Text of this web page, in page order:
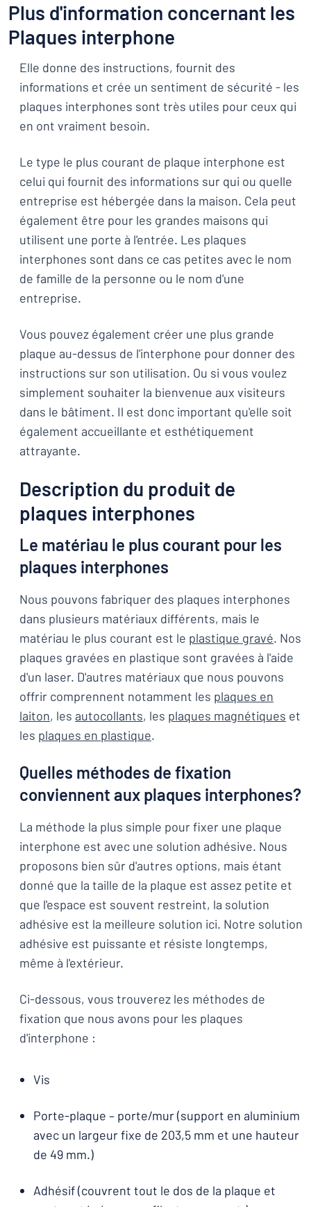
Plus d'information concernant les
Plaques interphone
Elle donne des instructions, fournit des
informations et crée un sentiment de sécurité - les
plaques interphones sont très utiles pour ceux qui
en ont vraiment besoin.
Le type le plus courant de plaque interphone est
celui qui fournit des informations sur qui ou quelle
entreprise est hébergée dans la maison. Cela peut
également être pour les grandes maisons qui
utilisent une porte à l'entrée. Les plaques
interphones sont dans ce cas petites avec le nom
de famille de la personne ou le nom d'une
entreprise.
Vous pouvez également créer une plus grande
plaque au-dessus de l'interphone pour donner des
instructions sur son utilisation. Ou si vous voulez
simplement souhaiter la bienvenue aux visiteurs
dans le bâtiment. Il est donc important qu'elle soit
également accueillante et esthétiquement
attrayante.
Description du produit de
plaques interphones
Le matériau le plus courant pour les
plaques interphones
Nous pouvons fabriquer des plaques interphones
dans plusieurs matériaux différents, mais le
matériau le plus courant est le plastique gravé. Nos
plaques gravées en plastique sont gravées à l'aide
d'un laser. D'autres matériaux que nous pouvons
offrir comprennent notamment les plaques en
laiton, les autocollants, les plaques magnétiques et
les plaques en plastique.
Quelles méthodes de fixation
conviennent aux plaques interphones?
La méthode la plus simple pour fixer une plaque
interphone est avec une solution adhésive. Nous
proposons bien sûr d'autres options, mais étant
donné que la taille de la plaque est assez petite et
que l'espace est souvent restreint, la solution
adhésive est la meilleure solution ici. Notre solution
adhésive est puissante et résiste longtemps,
même à l'extérieur.
Ci-dessous, vous trouverez les méthodes de
fixation que nous avons pour les plaques
d'interphone :
Vis
Porte-plaque – porte/mur (support en aluminium
avec un largeur fixe de 203,5 mm et une hauteur
de 49 mm.)
Adhésif (couvrent tout le dos de la plaque et